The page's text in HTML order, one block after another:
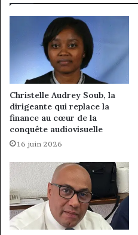
Christelle Audrey Soub, la
dirigeante qui replace la
finance au cœur de la
conquête audiovisuelle
16 juin 2026